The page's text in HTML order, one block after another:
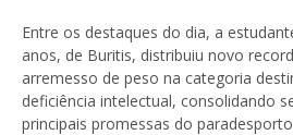
Entre os destaques do dia, a
anos, de Buritis, distribuiu novo
arremesso de peso na categoria
deficiência intelectual, consolidando
principais promessas do